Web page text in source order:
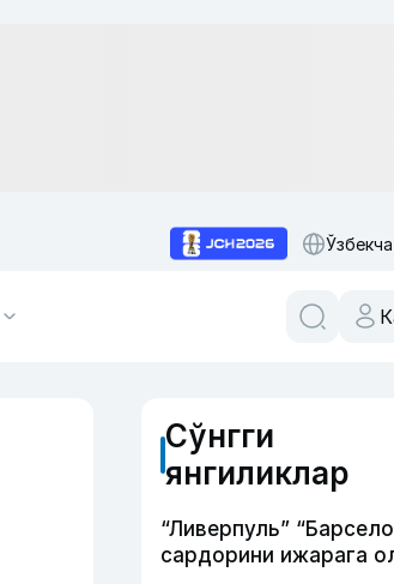
Ўзбекча
Сўнгги
янгиликлар
“Ливерпуль”
сардорини ижарага